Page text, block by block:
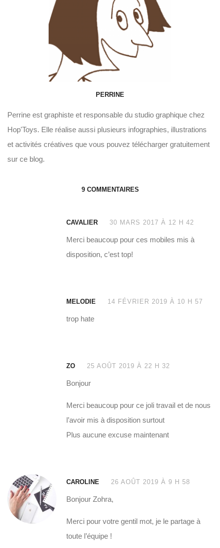
PERRINE
Perrine est graphiste et responsable du studio graphique chez
Hop'Toys. Elle réalise aussi plusieurs infographies, illustrations
et activités créatives que vous pouvez télécharger gratuitement
sur ce blog.
9 COMMENTAIRES
CAVALIER 30 MARS 2017 À 12 H 42
Merci beaucoup pour ces mobiles mis à
disposition, c’est top!
MELODIE 14 FÉVRIER 2019 À 10 H 57
trop hate
ZO 25 AOÛT 2019 À 22 H 32
Bonjour
Merci beaucoup pour ce joli travail et de nous
l’avoir mis à disposition surtout
Plus aucune excuse maintenant
CAROLINE 26 AOÛT 2019 À 9 H 58
Bonjour Zohra,
Merci pour votre gentil mot, je le partage à
toute l’équipe !